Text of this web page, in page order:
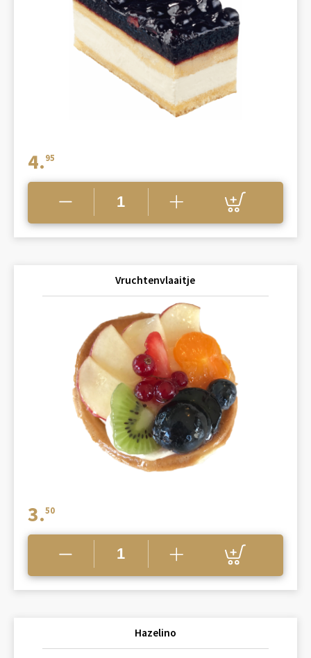
4. 95
Vruchtenvlaaitje
3.50
Hazelino